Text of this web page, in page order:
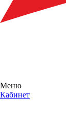
Меню
Кабинет